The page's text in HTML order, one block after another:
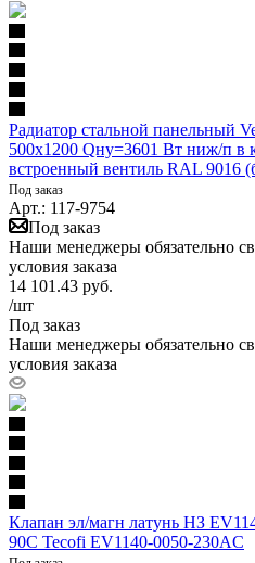
Радиатор стальной панельный
500х1200 Qну=3601 Вт ниж/п в
встроенный вентиль RAL 9016
Под заказ
Арт.: 117-9754
Под заказ
Наши менеджеры обязательно
условия заказа
14 101.43 руб.
/шт
Под заказ
Наши менеджеры обязательно
условия заказа
Клапан эл/магн латунь НЗ
90С Tecofi EV1140-0050-230AC